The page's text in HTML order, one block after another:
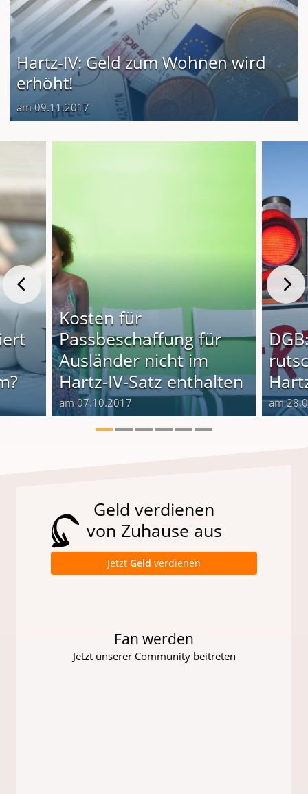
Hartz-IV: Geld zum Wohnen wird
erhöht!
am 09.11.2017
Kosten für
Passbeschaffung für
Ausländer nicht im
Hartz-IV-Satz enthalten
am 07.10.2017 am
Geld verdienen
von Zuhause aus
Jetzt Geld verdienen
Fan werden
Jetzt unserer Community beitreten